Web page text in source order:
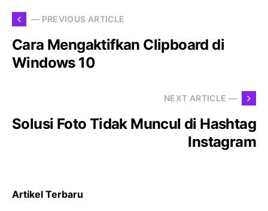
— PREVIOUS ARTICLE
Cara Mengaktifkan Clipboard di
Windows 10
NEXT ARTICLE —
Solusi Foto Tidak Muncul di Hashtag
Instagram
Artikel Terbaru